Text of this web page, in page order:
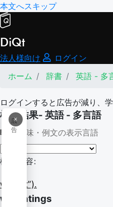
本文へスキップ
DiQt
法人様向け
ログイン
ホーム
辞書 英語 - 多
ログインすると広告が減り、
×
広
告
検索結果- 英語 - 多言語
意味・例文の表示言語
検索内容:
weight”).
weightings